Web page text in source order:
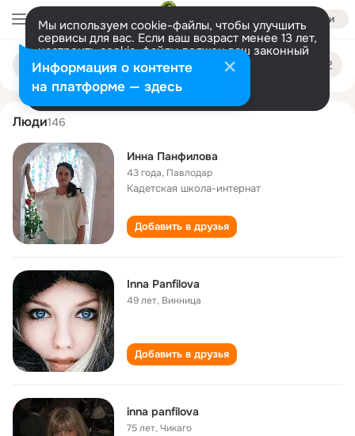
Войти
Мы используем cookie-файлы, чтобы улучшить
сервисы для вас. Если ваш возраст менее 13 лет,
настроить cookie-файлы должен ваш законный
представитель. Больше информации
Разрешить все Настроить
Поиск
людям
inna panfilova
Люди146
Инна Панфилова
43 года, Павлодар
Кадетская школа-интернат
Добавить в друзья
Inna Panfilova
49 лет, Винница
Добавить в друзья
inna panfilova
75 лет,Чикаго
Информация о контенте
на платформе — здесь